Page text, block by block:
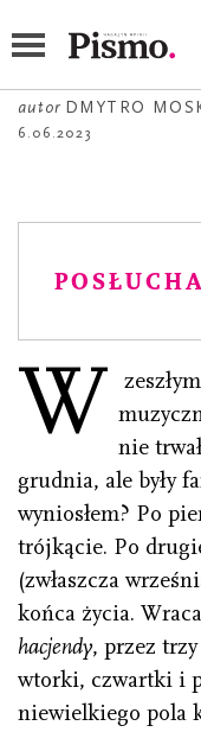
Dada
autor DMYTRO
6.06.2023
W nie
grudnia, ale były
wyniosłem? Po
trójkącie. Po
(zwłaszcza
końca życia.
hacjendy, przez
wtorki, czwartki i
niewielkiego pola